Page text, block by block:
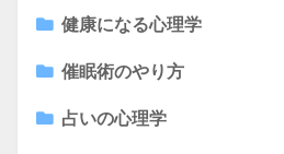
健康になる心理学
催眠術のやり方
占いの心理学